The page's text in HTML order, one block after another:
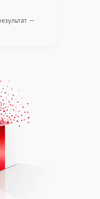
—